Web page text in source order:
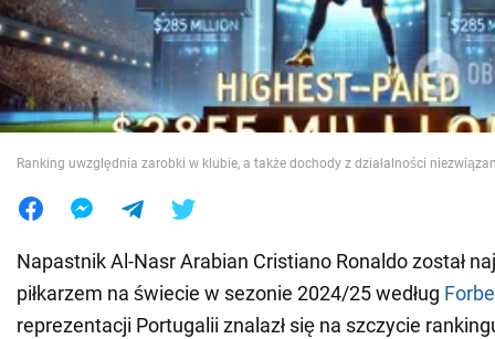
Wojna na Ukrainie
Świat
Jedzenie
Ranking uwzględnia zarobki w klubie, a także dochody z działalności
Napastnik Al-Nasr Arabian Cristiano Ronaldo został
piłkarzem na świecie w sezonie 2024/25 według
reprezentacji Portugalii znalazł się na szczycie